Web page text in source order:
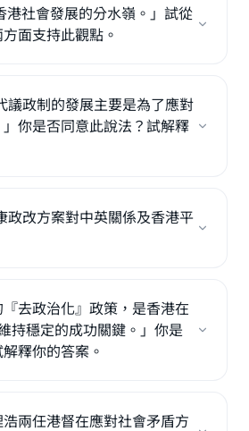
港社會發展的分水嶺。」試從
面支持此觀點。
議政制的發展主要是為了應對
你是否同意此說法？試解釋
政改方案對中英關係及香港平
『去政治化』政策，是香港在
持穩定的成功關鍵。」你是
釋你的答案。
兩任港督在應對社會矛盾方